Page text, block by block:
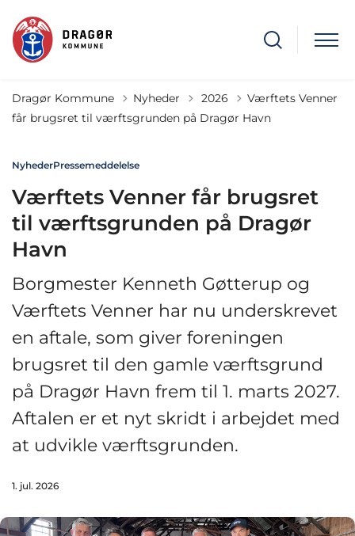
Dragør Kommune Nyheder Tilbage til
2026
Værftets Venner
får brugsret til værftsgrunden på Dragør Havn
NyhederPressemeddelelse
Værftets Venner får brugsret
til værftsgrunden på Dragør
Havn
Borgmester Kenneth Gøtterup og
Værftets Venner har nu underskrevet
en aftale, som giver foreningen
brugsret til den gamle værftsgrund
på Dragør Havn frem til 1. marts 2027.
Aftalen er et nyt skridt i arbejdet med
at udvikle værftsgrunden.
1. jul. 2026